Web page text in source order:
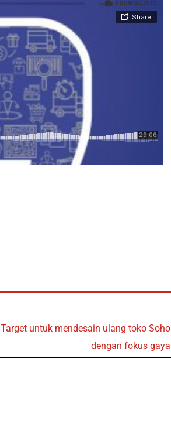
Target untuk mendesain ulang toko Soho
dengan fokus gaya